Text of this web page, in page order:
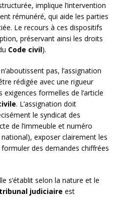
implique l’intervention
rémunéré, qui aide les parties
Le recours à ces dispositifs
préservant ainsi les droits
Code civil).
pas, l’assignation
rédigée avec une rigueur
formelles de l’article
. L’assignation doit
le syndicat des
de l’immeuble et numéro
exposer clairement les
des demandes chiffrées
s’établit selon la nature et le
tribunal judiciaire est